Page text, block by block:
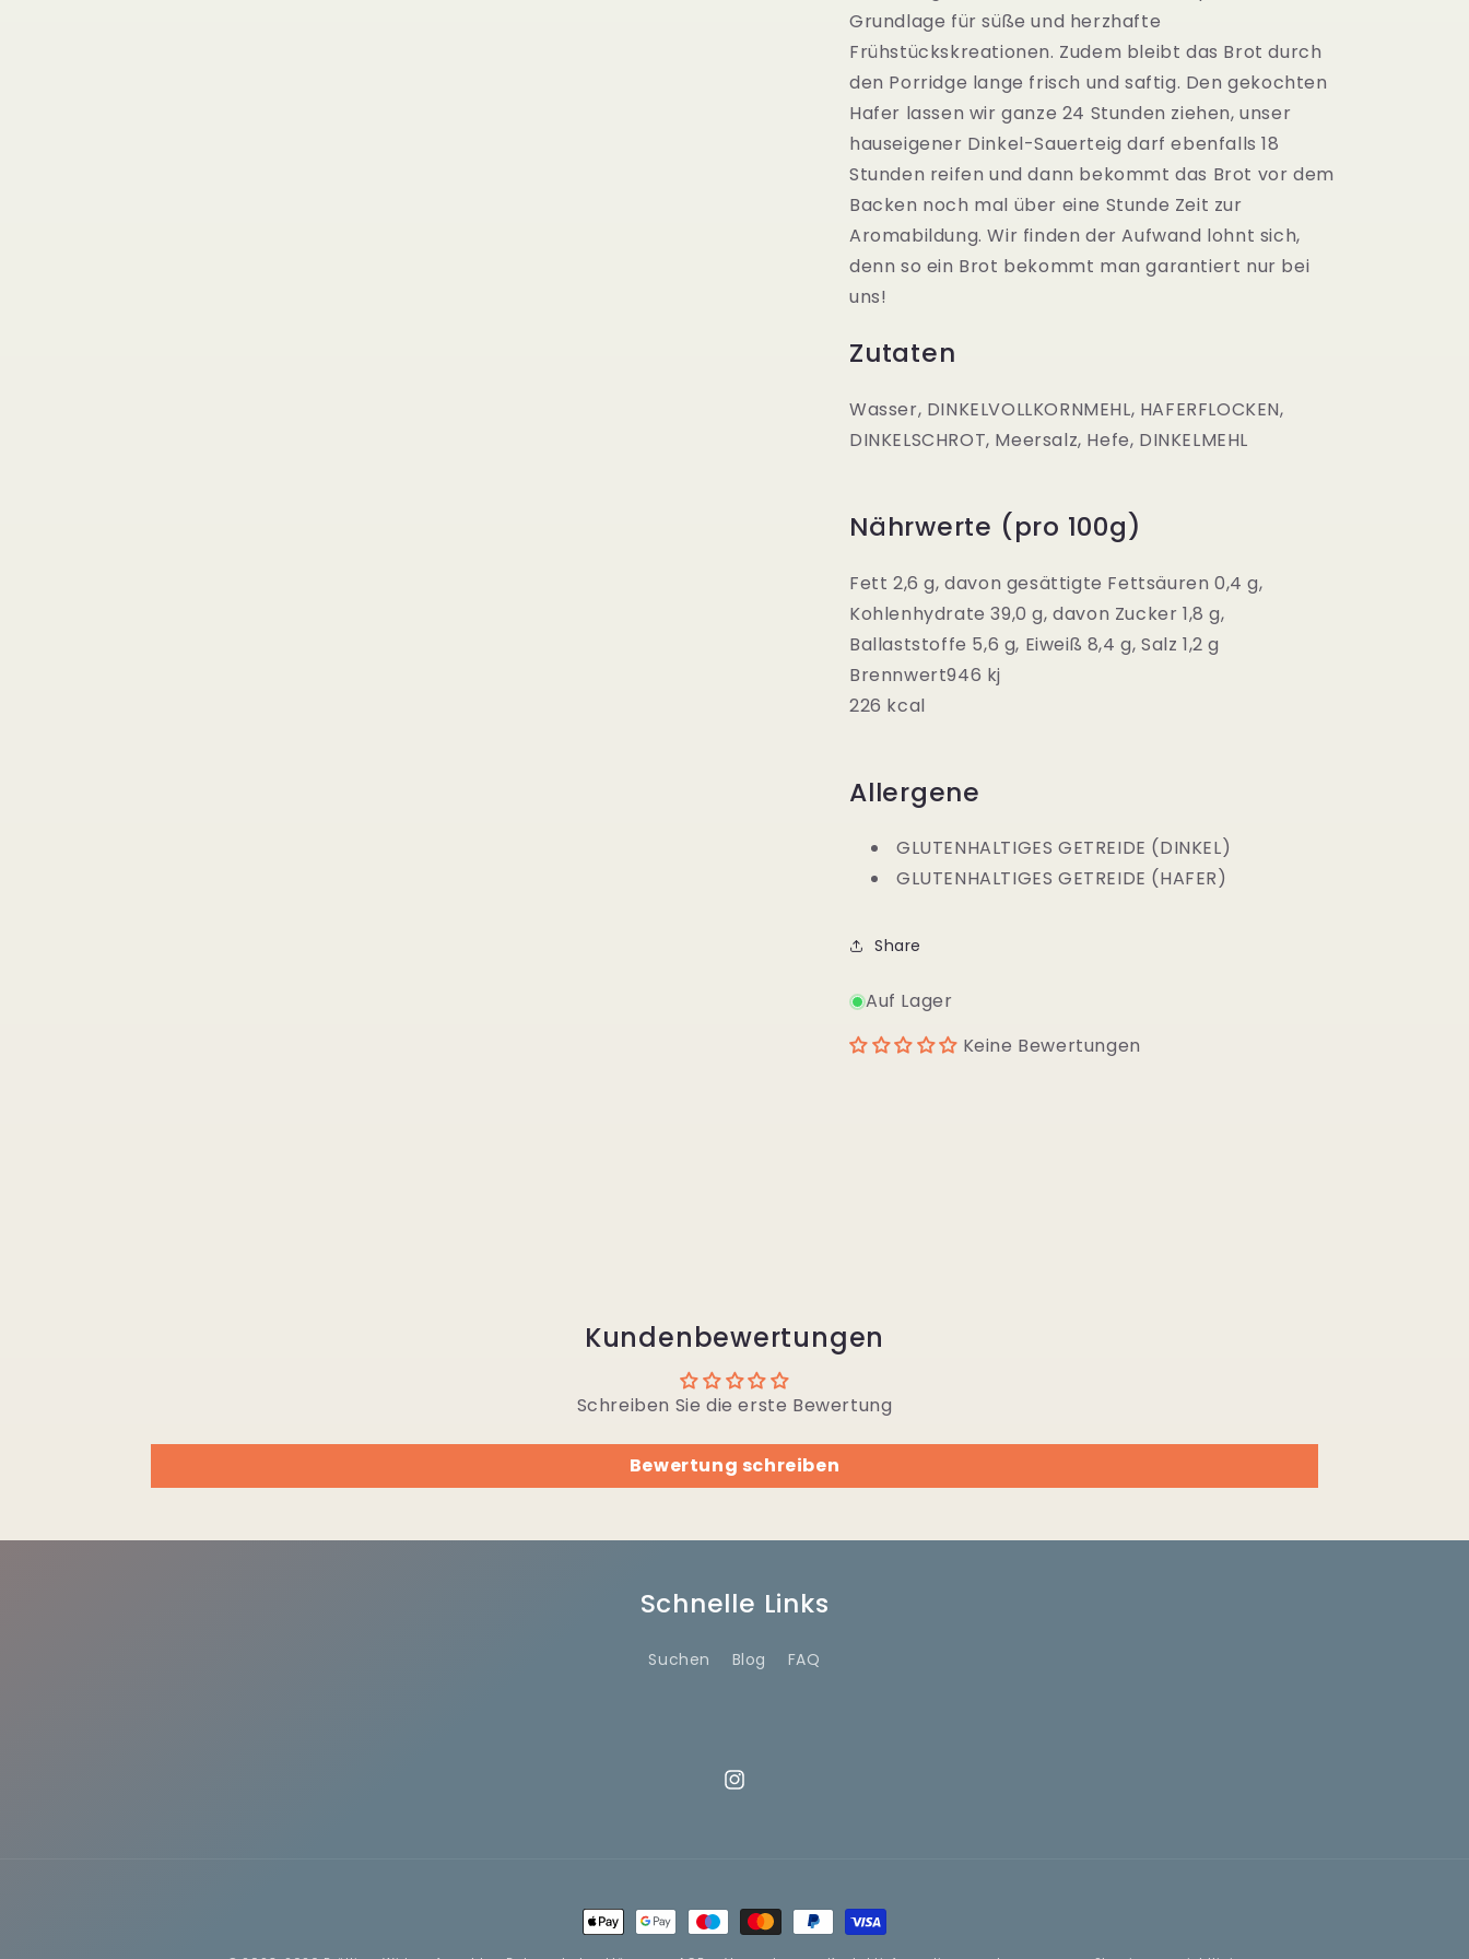
Grundlage für süße und herzhafte
Frühstückskreationen. Zudem bleibt das Brot durch
den Porridge lange frisch und saftig. Den gekochten
Hafer lassen wir ganze 24 Stunden ziehen, unser
hauseigener Dinkel-Sauerteig darf ebenfalls 18
Stunden reifen und dann bekommt das Brot vor dem
Backen noch mal über eine Stunde Zeit zur
Aromabildung. Wir finden der Aufwand lohnt sich,
denn so ein Brot bekommt man garantiert nur bei
uns!
Zutaten
Wasser, DINKELVOLLKORNMEHL, HAFERFLOCKEN,
DINKELSCHROT, Meersalz, Hefe, DINKELMEHL
Nährwerte (pro 100g)
Fett 2,6 g, davon gesättigte Fettsäuren 0,4 g,
Kohlenhydrate 39,0 g, davon Zucker 1,8 g,
Ballaststoffe 5,6 g, Eiweiß 8,4 g, Salz 1,2 g
Brennwert946 kj
226 kcal
Allergene
GLUTENHALTIGES GETREIDE (DINKEL)
GLUTENHALTIGES GETREIDE (HAFER)
Share
Auf Lager
Keine Bewertungen
Kundenbewertungen
Schreiben Sie die erste Bewertung
Bewertung schreiben
Schnelle Links
Suchen Blog FAQ
Instagram
Zahlungsmethoden